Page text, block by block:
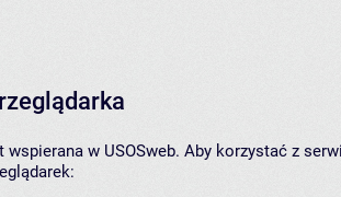
wspierana w USOSweb. Aby korzystać z